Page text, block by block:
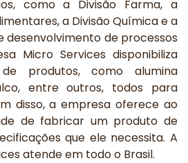
como a Divisão Farma, a
a Divisão Química e a
desenvolvimento de processos
Micro Services disponibiliza
produtos, como alumina
entre outros, todos para
disso, a empresa oferece ao
de fabricar um produto de
que ele necessita. A
atende em todo o Brasil.